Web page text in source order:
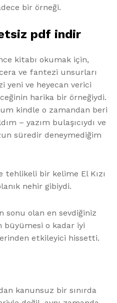
bir örneği.
pdf indir
kitabı okumak için,
ve fantezi unsurları
yeni ve heyecan verici
harika bir örneğiydi.
kindle o zamandan beri
– yazım bulaşıcıydı ve
süredir deneymediğim
tehlikeli bir kelime El Kızı
nehir gibiydi.
sonu olan en sevdiğiniz
o kadar iyi
etkileyici hissetti.
kanunsuz bir sınırda